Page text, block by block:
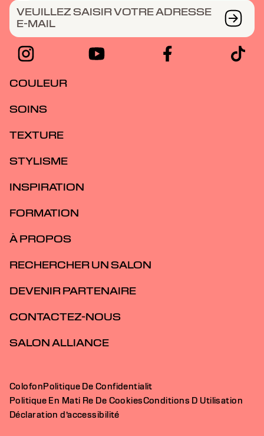
VEUILLEZ SAISIR VOTRE ADRESSE
E-MAIL
COULEUR
SOINS
TEXTURE
STYLISME
INSPIRATION
FORMATION
À PROPOS
RECHERCHER UN SALON
DEVENIR PARTENAIRE
CONTACTEZ-NOUS
SALON ALLIANCE
ColofonPolitique De Confidentialit
Politique En Mati Re De CookiesConditions D Utilisation
Déclaration d’accessibilité